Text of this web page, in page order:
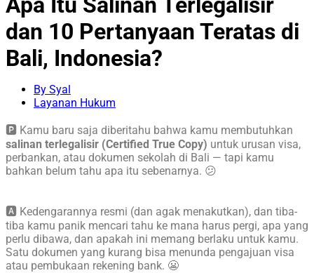
dan 10 Pertanyaan Teratas di
Bali, Indonesia?
By Syal
Layanan Hukum
🅿️ Kamu baru saja diberitahu bahwa kamu membutuhkan
salinan terlegalisir (Certified True Copy) untuk urusan visa,
perbankan, atau dokumen sekolah di Bali — tapi kamu
bahkan belum tahu apa itu sebenarnya. 😕
🅰️ Kedengarannya resmi (dan agak menakutkan), dan tiba-
tiba kamu panik mencari tahu ke mana harus pergi, apa yang
perlu dibawa, dan apakah ini memang berlaku untuk kamu.
Satu dokumen yang kurang bisa menunda pengajuan visa
atau pembukaan rekening bank. 😬